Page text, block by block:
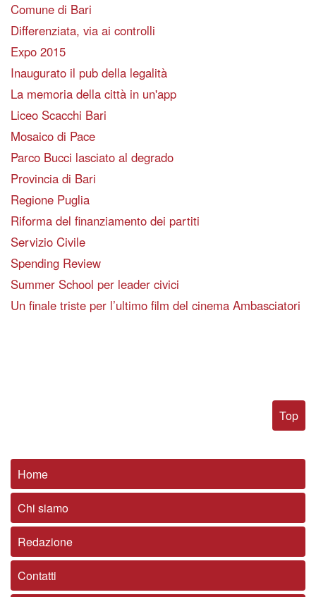
Comune di Bari
Differenziata, via ai controlli
Expo 2015
Inaugurato il pub della legalità
La memoria della città in un'app
Liceo Scacchi Bari
Mosaico di Pace
Parco Bucci lasciato al degrado
Provincia di Bari
Regione Puglia
Riforma del finanziamento dei partiti
Servizio Civile
Spending Review
Summer School per leader civici
Un finale triste per l’ultimo film del cinema Ambasciatori
Top
Home
Chi siamo
Redazione
Contatti